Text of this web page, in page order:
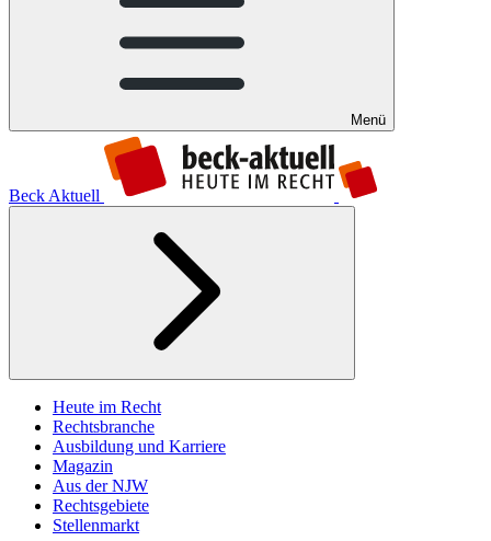
Menü
Beck Aktuell
Heute im Recht
Rechtsbranche
Ausbildung und Karriere
Magazin
Aus der NJW
Rechtsgebiete
Stellenmarkt